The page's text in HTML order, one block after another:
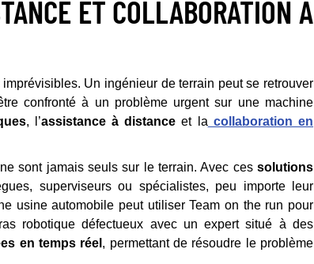
ET COLLABORATION À
Un ingénieur de terrain peut se retrouver
confronté à un problème urgent sur une machine
, l’assistance à distance et la collaboration en
sont jamais seuls sur le terrain. Avec cessolutions
superviseurs ou spécialistes, peu importe leur
usine automobile peut utiliser Team on the run pour
robotique défectueux avec un expert situé à des
en temps réel , permettant de résoudre le problème